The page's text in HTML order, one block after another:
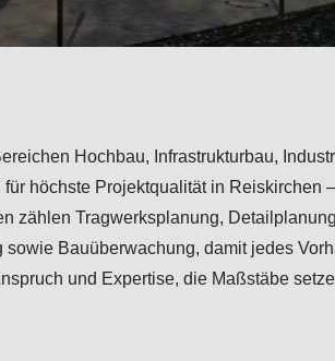
Hochbau, Infrastrukturbau,
höchste Projektqualität in Reiskirchen
zählen Tragwerksplanung,
Bauüberwachung, damit jedes
und Expertise, die Maßstäbe